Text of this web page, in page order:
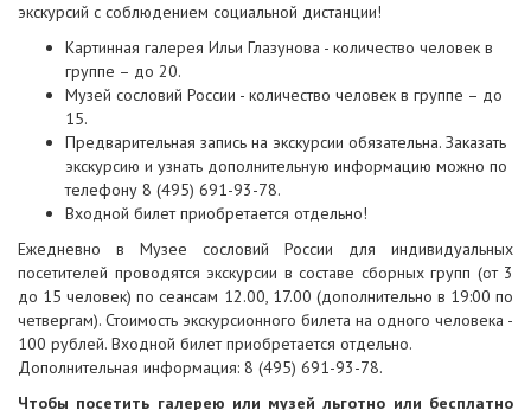
экскурсий с соблюдением социальной дистанции!
Картинная галерея Ильи Глазунова - количество человек в
группе – до 20.
Музей сословий России - количество человек в группе – до
15.
Предварительная запись на экскурсии обязательна. Заказать
экскурсию и узнать дополнительную информацию можно по
телефону 8 (495) 691-93-78.
Входной билет приобретается отдельно!
Ежедневно в Музее сословий России для индивидуальных
посетителей проводятся экскурсии в составе сборных групп (от 3
до 15 человек) по сеансам 12.00, 17.00 (дополнительно в 19:00 по
четвергам). Стоимость экскурсионного билета на одного человека -
100 рублей. Входной билет приобретается отдельно.
Дополнительная информация: 8 (495) 691-93-78.
Чтобы посетить галерею или музей льготно или бесплатно